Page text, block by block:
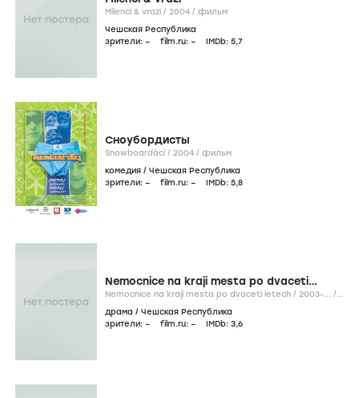
Milenci & vrazi / 2004 / фильм
Чешская Республика
зрители: – film.ru: – IMDb: 5,7
Сноубордисты
Snowboardáci / 2004 / фильм
комедия / Чешская Республика
зрители: – film.ru: – IMDb: 5,8
Nemocnice na kraji mesta po dvaceti
letech
Nemocnice na kraji mesta po dvaceti letech / 2003-... /
драма / Чешская Республика
зрители: – film.ru: – IMDb: 3,6